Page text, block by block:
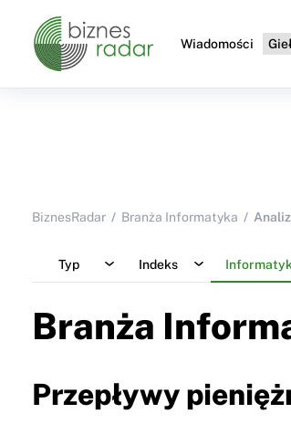
Wiadomości
BiznesRadar Branża Informatyka
Typ Indeks
Branża
Przepływy